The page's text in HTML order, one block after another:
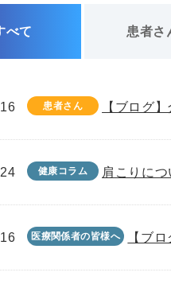
べて 患者さ
患者さん 【ブログ
健康コラム 肩こりにつ
医療関係者の皆様へ 【ブ